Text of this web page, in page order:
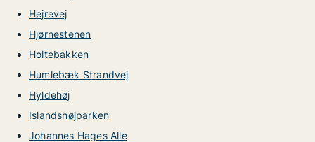
Hejrevej
Hjørnestenen
Holtebakken
Humlebæk Strandvej
Hyldehøj
Islandshøjparken
Johannes Hages Alle